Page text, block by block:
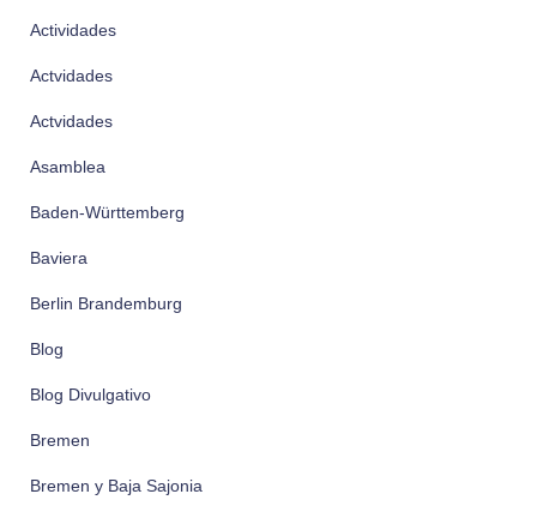
Actividades
Actvidades
Actvidades
Asamblea
Baden-Württemberg
Baviera
Berlin Brandemburg
Blog
Blog Divulgativo
Bremen
Bremen y Baja Sajonia